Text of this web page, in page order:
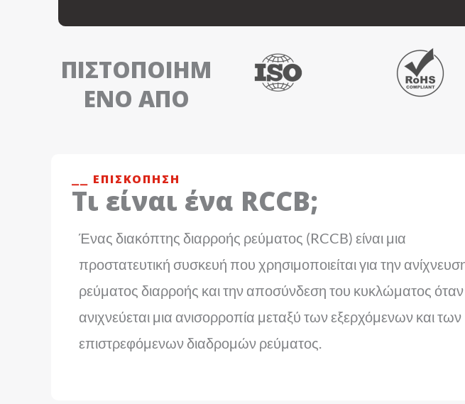
ΠΙΣΤΟΠΟΙΗΜ
ΈΝΟ ΑΠΌ
⎯⎯ ΕΠΙΣΚΌΠΗΣΗ
Τι είναι ένα RCCB;
Ένας διακόπτης διαρροής ρεύματος (RCCB) είναι μια
προστατευτική συσκευή που χρησιμοποιείται για την
ρεύματος διαρροής και την αποσύνδεση του κυκλώματος όταν
ανιχνεύεται μια ανισορροπία μεταξύ των εξερχόμενων και των
επιστρεφόμενων διαδρομών ρεύματος.